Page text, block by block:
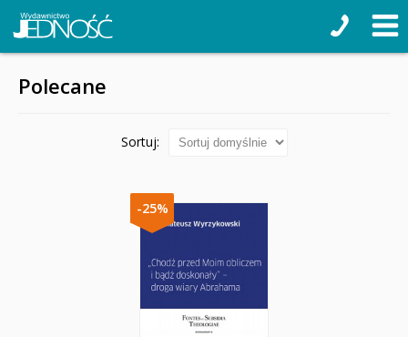
Polecane
Sortuj:
-25%